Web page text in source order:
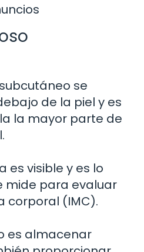
se
de la piel y es
la mayor parte de
es visible y es lo
mide para evaluar
corporal (IMC).
es almacenar